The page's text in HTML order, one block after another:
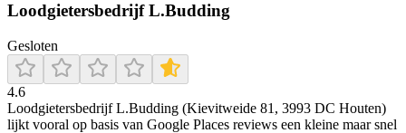
Loodgietersbedrijf L.Budding
Gesloten
4.6
Loodgietersbedrijf L.Budding (Kievitweide 81, 3993 DC Houten)
lijkt vooral op basis van Google Places reviews een kleine maar snel